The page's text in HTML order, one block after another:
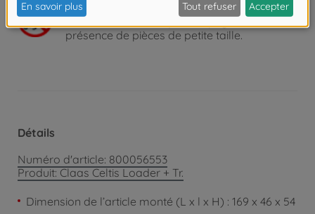
Attention !
Ne convient pas aux enfants de
moins de 3 ans. Risque d'asphyxie lié à la
présence de pièces de petite taille.
Détails
Numéro d'article: 800056553
Produit: Claas Celtis Loader + Tr.
Dimension de l’article monté (L x l x H) : 169 x 46 x 54